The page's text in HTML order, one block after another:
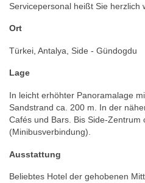
Servicepersonal heißt Sie herzlich
Ort
Türkei, Antalya, Side - Gündogdu
Lage
In leicht erhöhter Panoramalage
Sandstrand ca. 200 m. In der
Cafés und Bars. Bis Side-Zentrum
(Minibusverbindung).
Ausstattung
Beliebtes Hotel der gehobenen